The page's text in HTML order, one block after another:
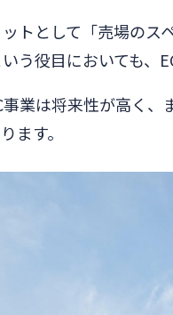
トとして「売場の
う役目においても、
業は将来性が高く
ます。